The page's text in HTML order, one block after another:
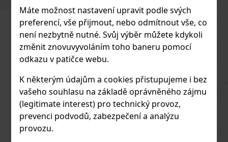
Máte možnost nastavení upravit podle svých
preferencí, vše přijmout, nebo odmítnout vše, co
není nezbytně nutné. Svůj výběr můžete kdykoli
změnit znovuvyvoláním toho baneru pomocí
odkazu v patičce webu.
K některým údajům a cookies přistupujeme i bez
vašeho souhlasu na základě oprávněného zájmu
(legitimate interest) pro technický provoz,
prevenci podvodů, zabezpečení a analýzu
provozu.